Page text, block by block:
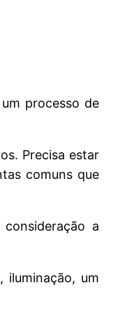
processo de
Precisa estar
comuns que
a
um